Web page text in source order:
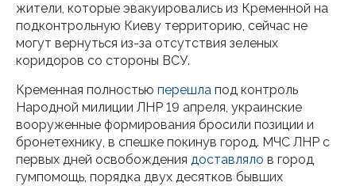
жители, которые эвакуировались из Кременной на
подконтрольную Киеву территорию, сейчас не
могут вернуться из-за отсутствия зеленых
коридоров со стороны ВСУ.
Кременная полностью перешла под контроль
Народной милиции ЛНР 19 апреля, украинские
вооруженные формирования бросили позиции и
бронетехнику, в спешке покинув город. МЧС ЛНР с
первых дней освобождения доставляло в город
гумпомощь, порядка двух десятков бывших